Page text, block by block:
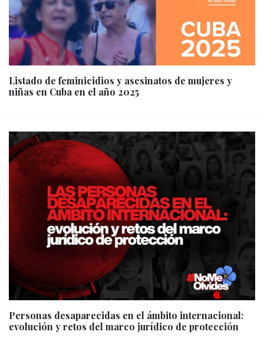
Listado de feminicidios y asesinatos de mujeres y
niñas en Cuba en el año 2025
Personas desaparecidas en el ámbito internacional:
evolución y retos del marco jurídico de protección